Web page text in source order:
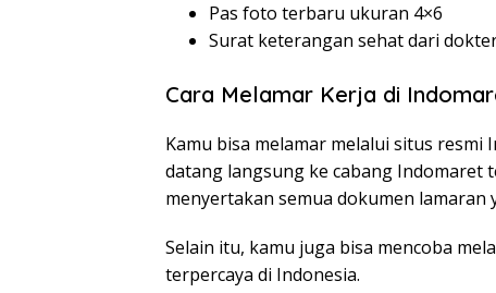
Pas foto terbaru ukuran 4×6
Surat keterangan sehat dari
Cara Melamar Kerja di
Kamu bisa melamar melalui situs resmi
datang langsung ke cabang Indomaret
menyertakan semua dokumen lamaran
Selain itu, kamu juga bisa mencoba
terpercaya di Indonesia.